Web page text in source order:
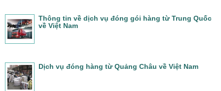
Thông tin về dịch vụ đóng gói hàng từ Trung Quốc
về Việt Nam
Dịch vụ đóng hàng từ Quảng Châu về Việt Nam